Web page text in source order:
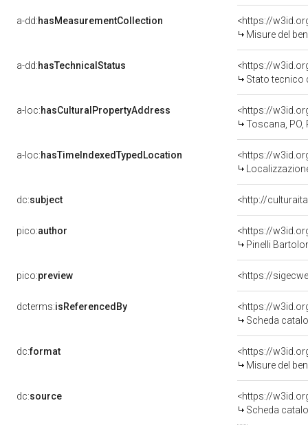
a-dd:hasMeasurementCollection
<https://
Misure del
a-dd:hasTechnicalStatus
<https://
Stato tecnico
a-loc:hasCulturalPropertyAddress
<https://
Toscana, PO,
a-loc:hasTimeIndexedTypedLocation
<https://
dc:subject <http://
pico:author
<https://
Pinelli
pico:preview <https://
dcterms:isReferencedBy
<https://
Scheda
dc:format
<https://
Misure del
dc:source
<https://
Scheda